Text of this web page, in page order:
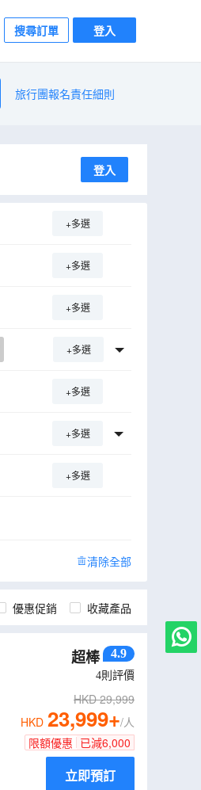
搜尋訂單 登入
旅行團報名責任細則
登入
+多選
+多選
+多選
+多選
+多選
+多選
+多選
清除全部
優惠促銷 收藏產品
超棒 4.9
4則評價
HKD29,999
HKD 23,999+/人
限額優惠 已減6,000
立即預訂